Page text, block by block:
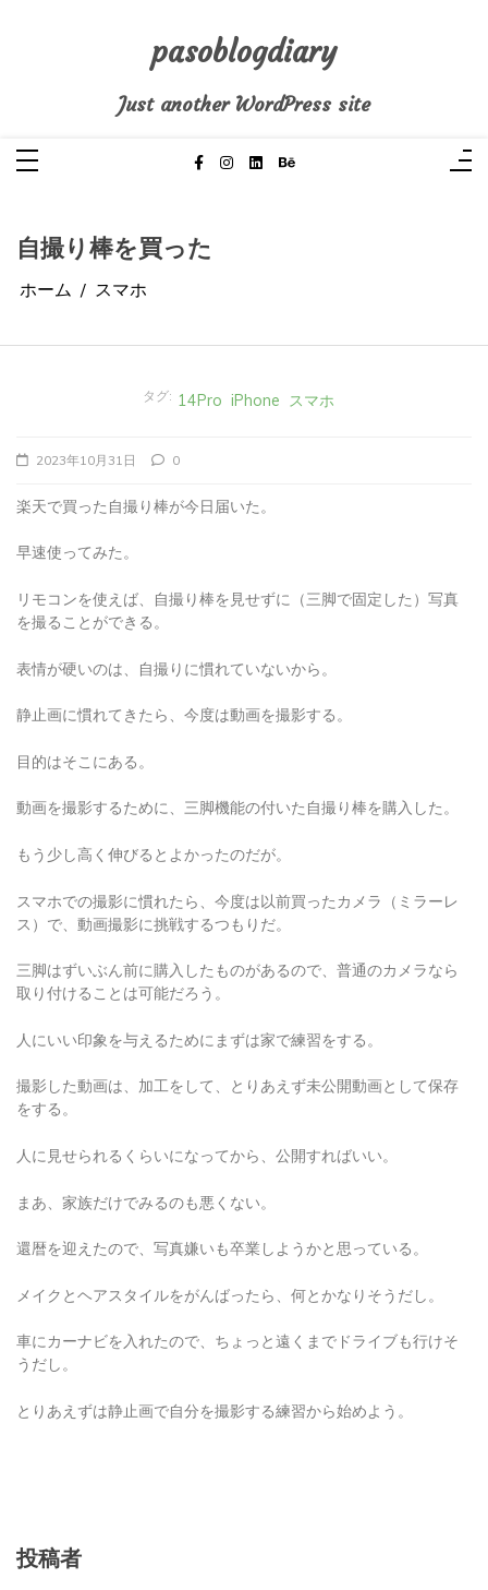
pasoblogdiary
Just another WordPress site
自撮り棒を買った
ホーム スマホ
14Pro iPhone
楽天で買った自撮り棒が今日届いた。
早速使ってみた。
リモコンを使えば、自撮り棒を見せずに（三脚で固定した）写真
を撮ることができる。
表情が硬いのは、自撮りに慣れていないから。
静止画に慣れてきたら、今度は動画を撮影する。
目的はそこにある。
動画を撮影するために、三脚機能の付いた自撮り棒を購入した。
もう少し高く伸びるとよかったのだが。
スマホでの撮影に慣れたら、今度は以前買ったカメラ（ミラーレ
ス）で、動画撮影に挑戦するつもりだ。
三脚はずいぶん前に購入したものがあるので、普通のカメラなら
取り付けることは可能だろう。
人にいい印象を与えるためにまずは家で練習をする。
撮影した動画は、加工をして、とりあえず未公開動画として保存
をする。
人に見せられるくらいになってから、公開すればいい。
まあ、家族だけでみるのも悪くない。
還暦を迎えたので、写真嫌いも卒業しようかと思っている。
メイクとヘアスタイルをがんばったら、何とかなりそうだし。
車にカーナビを入れたので、ちょっと遠くまでドライブも行けそ
うだし。
とりあえずは静止画で自分を撮影する練習から始めよう。
投稿者